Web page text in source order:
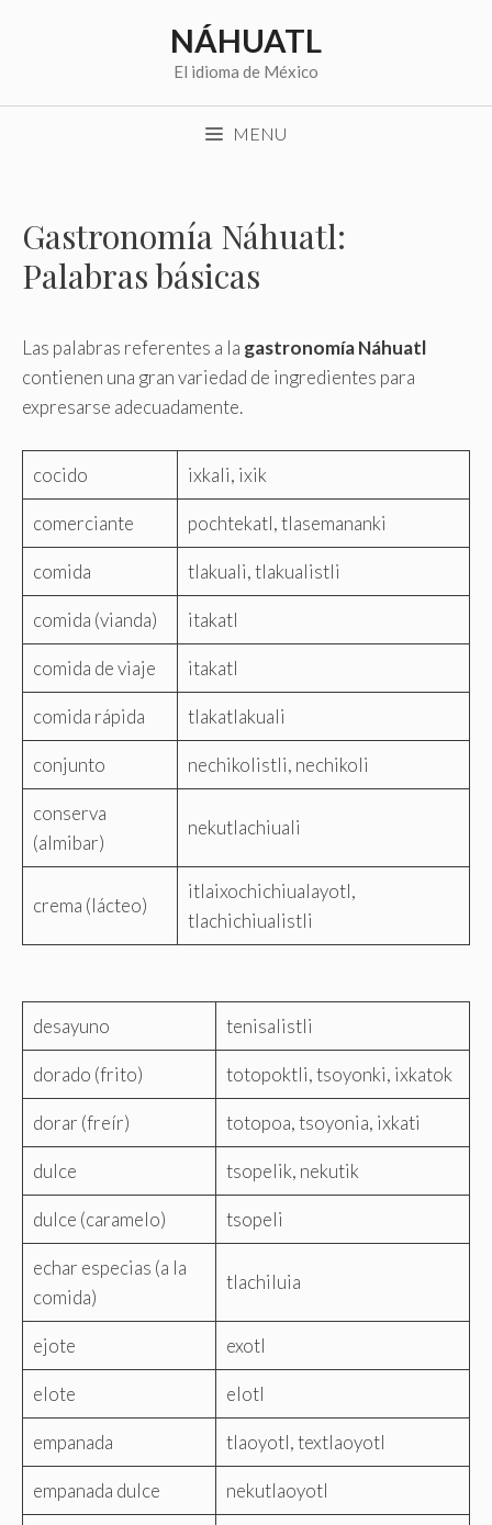
NÁHUATL
El idioma de México
MENU
Gastronomía Náhuatl:
Palabras básicas
Las palabras referentes a la gastronomía Náhuatl
contienen una gran variedad de ingredientes para
expresarse adecuadamente.
cocido ixkali, ixik
comerciante pochtekatl, tlasemananki
comida tlakuali, tlakualistli
comida (vianda) itakatl
comida de viaje itakatl
comida rápida tlakatlakuali
conjunto nechikolistli, nechikoli
conserva
(almibar)
nekutlachiuali
crema (lácteo)
itlaixochichiualayotl,
tlachichiualistli
desayuno tenisalistli
dorado (frito) totopoktli, tsoyonki, ixkatok
dorar (freír) totopoa, tsoyonia, ixkati
dulce tsopelik, nekutik
dulce (caramelo) tsopeli
echar especias (a la
comida)
tlachiluia
ejote exotl
elote elotl
empanada tlaoyotl, textlaoyotl
empanada dulce nekutlaoyotl